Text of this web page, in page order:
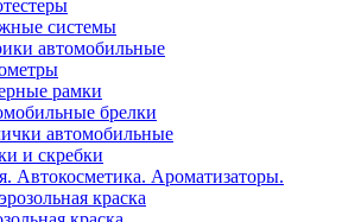
системы
автомобильные
рамки
брелки
автомобильные
и скребки
Автокосметика. Ароматизаторы.
краска